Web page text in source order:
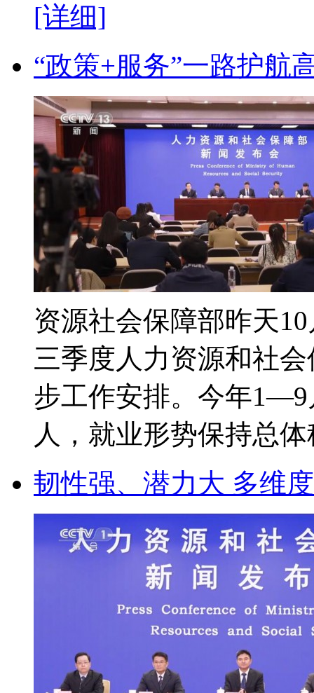
[详细]
“政策+服务”一路护航
资源社会保障部昨天
三季度人力资源和社
步工作安排。今年1—9
人，就业形势保持总体
韧性强、潜力大 多维